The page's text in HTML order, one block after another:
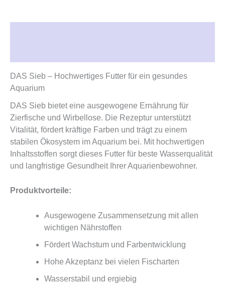
DAS Sieb – Hochwertiges Futter für ein gesundes
Aquarium
DAS Sieb bietet eine ausgewogene Ernährung für
Zierfische und Wirbellose. Die Rezeptur unterstützt
Vitalität, fördert kräftige Farben und trägt zu einem
stabilen Ökosystem im Aquarium bei. Mit hochwertigen
Inhaltsstoffen sorgt dieses Futter für beste Wasserqualität
und langfristige Gesundheit Ihrer Aquarienbewohner.
Produktvorteile:
Ausgewogene Zusammensetzung mit allen
wichtigen Nährstoffen
Fördert Wachstum und Farbentwicklung
Hohe Akzeptanz bei vielen Fischarten
Wasserstabil und ergiebig